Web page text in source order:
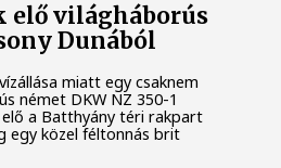
elő világháborús
Dunából
miatt egy csaknem
német DKW NZ 350-1
a Batthyány téri rakpart
egy közel féltonnás brit